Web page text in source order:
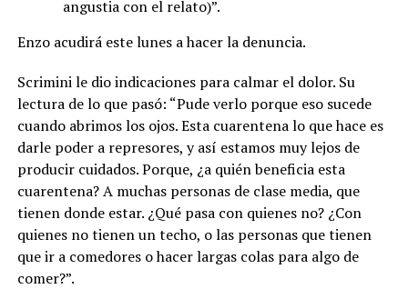
angustia con el relato)”.
Enzo acudirá este lunes a hacer la denuncia.
Scrimini le dio indicaciones para calmar el dolor. Su
lectura de lo que pasó: “Pude verlo porque eso sucede
cuando abrimos los ojos. Esta cuarentena lo que hace es
darle poder a represores, y así estamos muy lejos de
producir cuidados. Porque, ¿a quién beneficia esta
cuarentena? A muchas personas de clase media, que
tienen donde estar. ¿Qué pasa con quienes no? ¿Con
quienes no tienen un techo, o las personas que tienen
que ir a comedores o hacer largas colas para algo de
comer?”.